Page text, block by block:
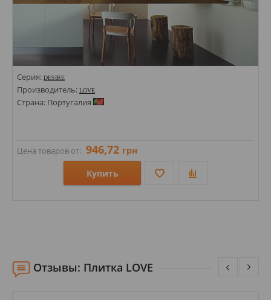
Серия: DESIRE
Производитель: LOVE
Страна: Португалия
Цена товаров от: 946,72 грн
Купить
Отзывы: Плитка LOVE